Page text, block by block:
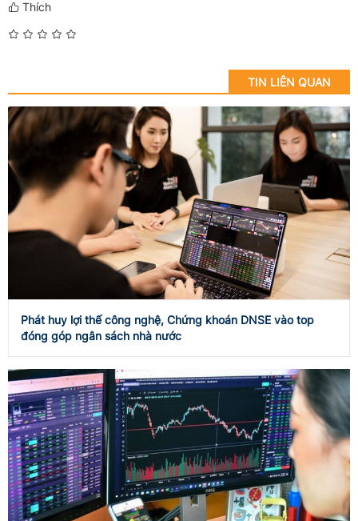
Thích
TIN LIÊN QUAN
Phát huy lợi thế công nghệ, Chứng khoán DNSE vào top
đóng góp ngân sách nhà nước